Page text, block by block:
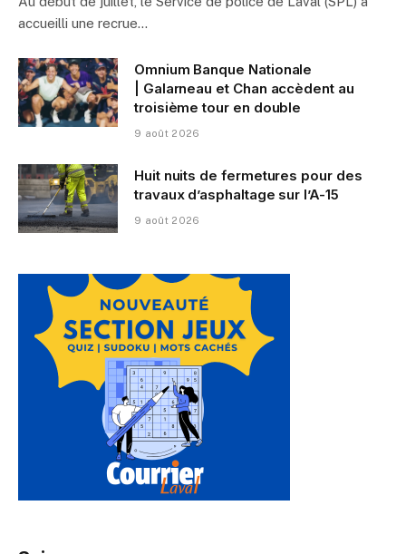
accueilli une recrue…
Omnium Banque Nationale
| Galarneau et Chan accèdent au
troisième tour en double
9 août 2026
Huit nuits de fermetures pour des
travaux d’asphaltage sur l’A-15
9 août 2026